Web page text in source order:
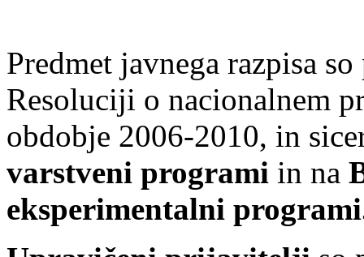
Predmet javnega razpisa
Resoluciji o nacionalnem
obdobje 2006-2010, in
varstveni programi in na
eksperimentalni